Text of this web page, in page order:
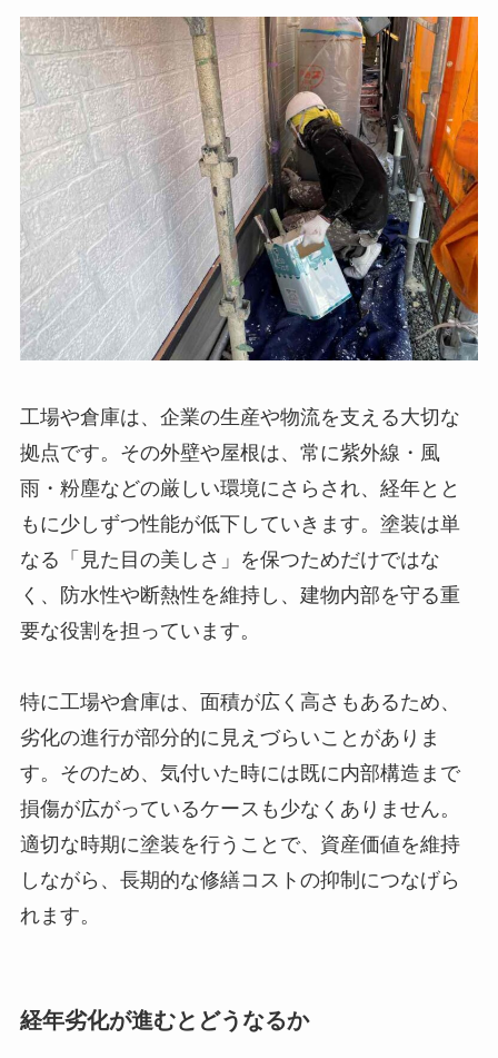
工場や倉庫は、企業の生産や物流を支える大切な
拠点です。その外壁や屋根は、常に紫外線・風
雨・粉塵などの厳しい環境にさらされ、経年とと
もに少しずつ性能が低下していきます。塗装は単
なる「見た目の美しさ」を保つためだけではな
く、防水性や断熱性を維持し、建物内部を守る重
要な役割を担っています。
特に工場や倉庫は、面積が広く高さもあるため、
劣化の進行が部分的に見えづらいことがありま
す。そのため、気付いた時には既に内部構造まで
損傷が広がっているケースも少なくありません。
適切な時期に塗装を行うことで、資産価値を維持
しながら、長期的な修繕コストの抑制につなげら
れます。
経年劣化が進むとどうなるか